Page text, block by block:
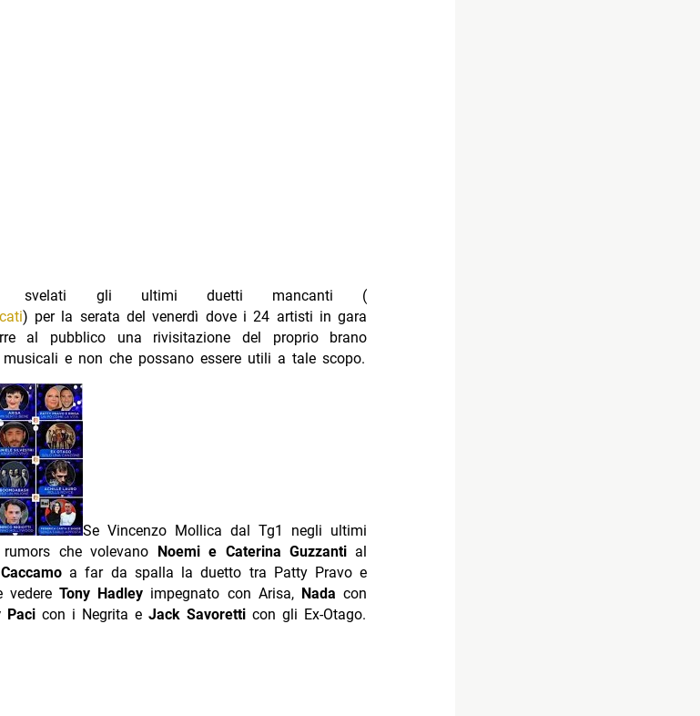
svelati gli ultimi duetti mancanti (
) per la serata del venerdì dove i 24 artisti in gara
al pubblico una rivisitazione del proprio brano
e non che possano essere utili a tale scopo.
Se Vincenzo Mollica dal Tg1 negli ultimi
che volevano Noemi e Caterina Guzzanti al
a far da spalla la duetto tra Patty Pravo e
vedere Tony Hadley impegnato con Arisa, Nadacon
Paci con i Negrita e Jack Savoretti con gli Ex-Otago.